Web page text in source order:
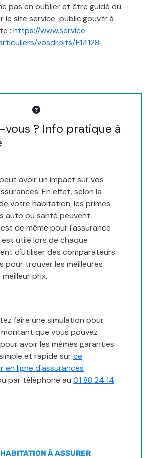
pas en oublier et être guidé du
le site service-public.gouv.fr à
: https://www.service-
vosdroits/F14128.
vous ? Info pratique à
avoir un impact sur vos
En effet, selon la
votre habitation, les primes
auto ou santé peuvent
de même pour l'assurance
utile lors de chaque
d'utiliser des comparateurs
pour trouver les meilleures
prix.
faire une simulation pour
que vous pouvez
avoir les mêmes garanties
et rapide surce
en ligne d'assurances
par téléphone au 01 88 24 14